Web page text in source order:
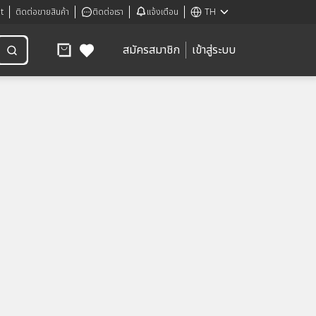
ติดต่อขายสินค้า ติดต่อเรา แจ้งเตือน TH
สมัครสมาชิก เข้าสู่ระบบ